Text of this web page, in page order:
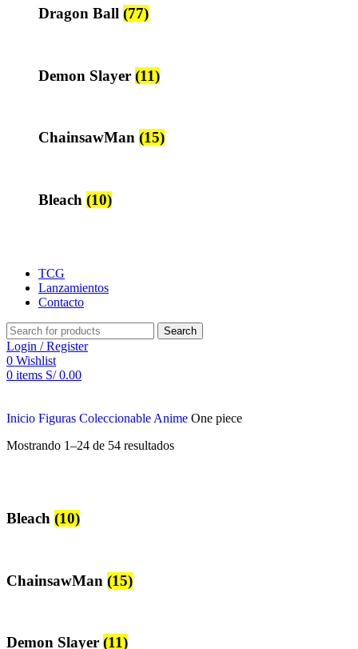
Dragon Ball (77)
Demon Slayer (11)
ChainsawMan (15)
Bleach (10)
TCG
Lanzamientos
Contacto
Search
Login / Register
0 Wishlist
0 items S/0.00
Inicio Figuras Coleccionable Anime One piece
Mostrando 1–24 de 54 resultados
Bleach (10)
ChainsawMan (15)
Demon Slayer (11)